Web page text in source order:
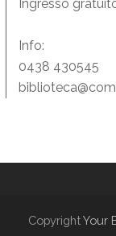
Ingresso
Info:
0438 430545
CopyrightYour